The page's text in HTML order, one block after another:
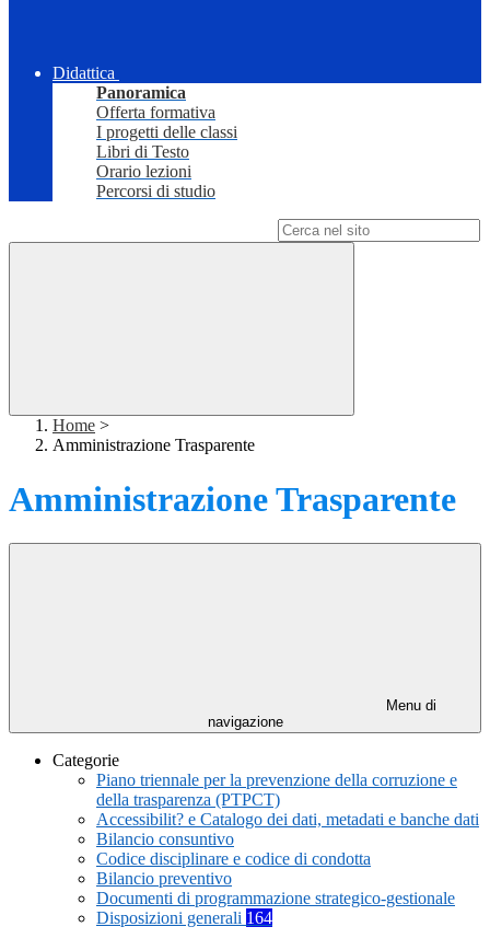
Didattica
Panoramica
Offerta formativa
I progetti delle classi
Libri di Testo
Orario lezioni
Percorsi di studio
Home >
Amministrazione Trasparente
Amministrazione Trasparente
Menu di
navigazione
Categorie
Piano triennale per la prevenzione della corruzione e
della trasparenza (PTPCT)
Accessibilit? e Catalogo dei dati, metadati e banche dati
Bilancio consuntivo
Codice disciplinare e codice di condotta
Bilancio preventivo
Documenti di programmazione strategico-gestionale
Disposizioni generali 164